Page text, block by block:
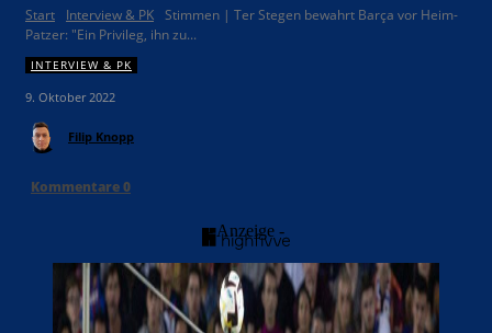
Start Interview & PK Stimmen | Ter Stegen bewahrt Barça vor Heim-
Patzer: "Ein Privileg, ihn zu...
INTERVIEW & PK
9. Oktober 2022
Filip Knopp
Kommentare0
- Anzeige -